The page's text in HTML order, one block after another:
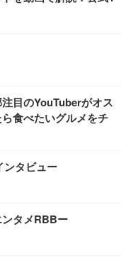
目のYouTuberがオス
食べたいグルメをチ
ンタビュー
ンタメRBBー